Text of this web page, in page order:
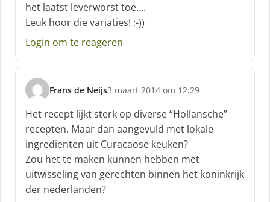
het laatst leverworst toe….
Leuk hoor die variaties! ;-))
Login om te reageren
Frans de Neijs
s
c
h
r
e
e
f
3 maart 2014 om 12:29
Het recept lijkt sterk op diverse “Hollansche”
recepten. Maar dan aangevuld met lokale
ingredienten uit Curacaose keuken?
Zou het te maken kunnen hebben met
uitwisseling van gerechten binnen het koninkrijk
der nederlanden?